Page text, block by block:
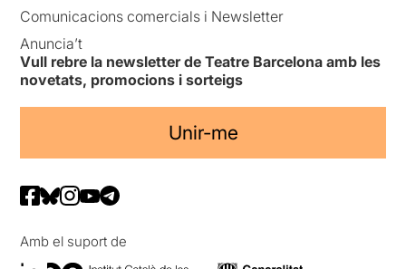
Comunicacions comercials i Newsletter
Anuncia’t
Vull rebre la newsletter de Teatre Barcelona amb les
novetats, promocions i sorteigs
Unir-me
Amb el suport de